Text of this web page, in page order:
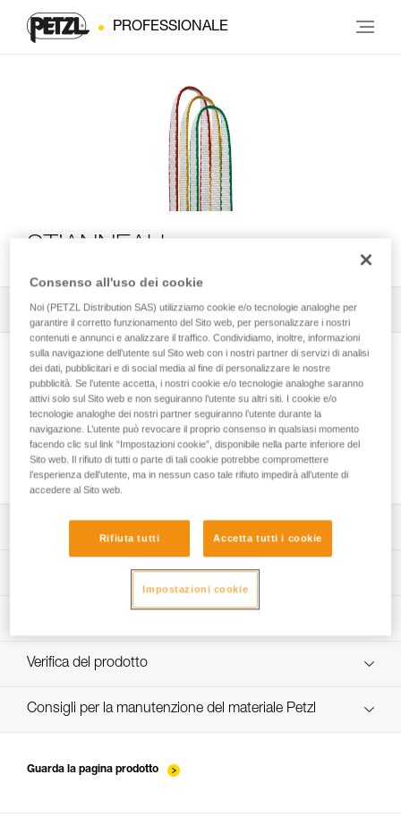
PROFESSIONALE
Tutti i consigli tecnici 1 Filtro
Installazione delle corde
Technical Notice
App per il controllo e la manutenzione dei DPI
verif-EPI-sangles-amarrage-procedure-IT
Verifica del prodotto
VerifEPI-Sangleamarrage_IT
Consigli per la manutenzione del materiale Petzl
Guarda la pagina prodotto
Consenso all'uso dei cookie
Noi (PETZL Distribution SAS) utilizziamo cookie e/o tecnologie analoghe per
garantire il corretto funzionamento del Sito web, per personalizzare i nostri
contenuti e annunci e analizzare il traffico. Condividiamo, inoltre, informazioni
sulla navigazione dell’utente sul Sito web con i nostri partner di servizi di analisi
dei dati, pubblicitari e di social media al fine di personalizzare le nostre
pubblicità. Se l’utente accetta, i nostri cookie e/o tecnologie analoghe saranno
attivi solo sul Sito web e non seguiranno l’utente su altri siti. I cookie e/o
tecnologie analoghe dei nostri partner seguiranno l’utente durante la
navigazione. L’utente può revocare il proprio consenso in qualsiasi momento
facendo clic sul link “Impostazioni cookie”, disponibile nella parte inferiore del
Sito web. Il rifiuto di tutti o parte di tali cookie potrebbe compromettere
l’esperienza dell’utente, ma in nessun caso tale rifiuto impedirà all’utente di
accedere al Sito web.
Rifiuta tutti Accetta tutti i cookie
Impostazioni cookie